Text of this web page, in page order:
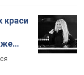
краси